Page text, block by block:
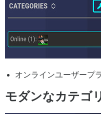
オンラインユーザープ
モダンなカテゴ